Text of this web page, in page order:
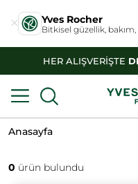
Yves Rocher
Bitkisel güzellik,
HER ALIŞVERİŞTE
Anasayfa
0 ürün bulundu